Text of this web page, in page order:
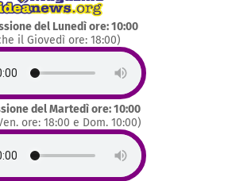
del Lunedì ore: 10:00
il Giovedì ore: 18:00)
del Martedì ore: 10:00
ore: 18:00 e Dom. 10:00)